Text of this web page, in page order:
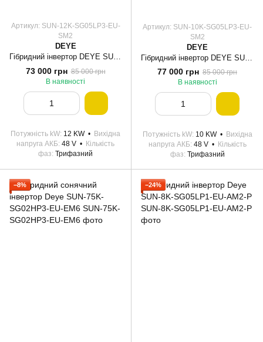
Артикул: SUN-12K-SG05LP3-EU-
SM2
DEYE
Гібридний інвертор DEYE SUN-12K-SG05LP3-EU-SM2 12kW 48V 2 MPPT Wi-Fi 220/380V Трифазний
73 000 грн 85 000 грн
В наявності
Потужність kW 12 KW
Вихідна
напруга АКБ 48 V
Кількість
фаз Трифазний
Артикул: SUN-10K-SG05LP3-EU-
SM2
DEYE
77 000 грн 85 000 грн
В наявності
Потужність kW 10 KW
Вихідна
напруга АКБ 48 V
Кількість
фаз Трифазний
−8% −24%